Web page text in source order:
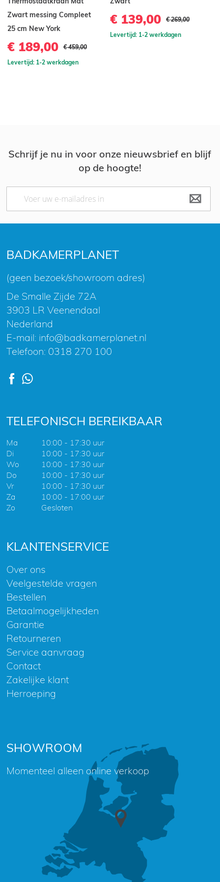
Zwart messing Compleet
25 cm New York
€ 189,00 € 459,00
Levertijd: 1-2 werkdagen
€ 139,00 € 269,00
Levertijd: 1-2 werkdagen
BADKAMERPLANET
(geen bezoek/showroom adres)
De Smalle Zijde 72A
3903 LR Veenendaal
Nederland
E-mail: info@badkamerplanet.nl
Telefoon: 0318 270 100
TELEFONISCH BEREIKBAAR
Ma
10:00 - 17:30 uur
Di
10:00 - 17:30 uur
Wo
10:00 - 17:30 uur
Do
10:00 - 17:30 uur
Vr
10:00 - 17:30 uur
Za
10:00 - 17:00 uur
Zo
Gesloten
KLANTENSERVICE
Over ons
Veelgestelde vragen
Bestellen
Betaalmogelijkheden
Garantie
Retourneren
Service aanvraag
Contact
Zakelijke klant
Herroeping
SHOWROOM
Momenteel alleen online verkoop
Schrijf je nu in voor onze nieuwsbrief en blijf
op de hoogte!
Abonneer
op
nieuwsbrief